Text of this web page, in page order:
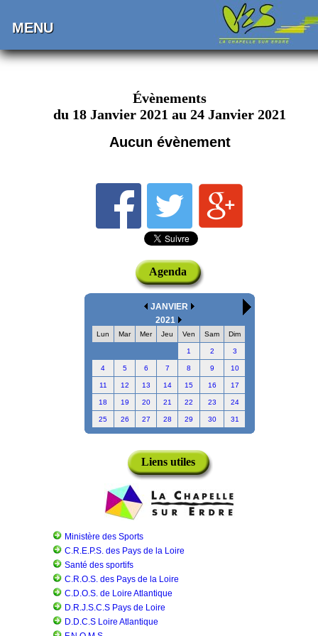
MENU
Évènements
du 18 Janvier 2021 au 24 Janvier 2021
Aucun évènement
Agenda
JANVIER
2021
Lun Mar Mer Jeu Ven Sam Dim
1 2 3
4 5 6 7 8 9 10
11 12 13 14 15 16 17
18 19 20 21 22 23 24
25 26 27 28 29 30 31
Liens utiles
Ministère des Sports
C.R.E.P.S. des Pays de la Loire
Santé des sportifs
C.R.O.S. des Pays de la Loire
C.D.O.S. de Loire Atlantique
D.R.J.S.C.S Pays de Loire
D.D.C.S Loire Atlantique